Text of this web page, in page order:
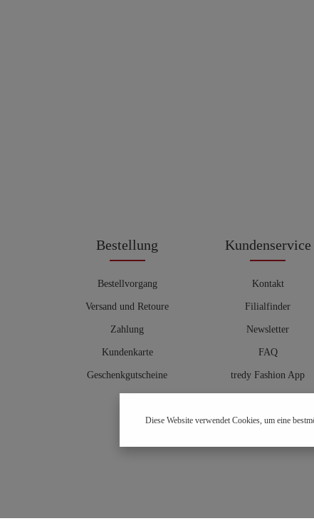
Bestellung
Bestellvorgang
Versand und Retoure
Zahlung
Kundenkarte
Geschenkgutscheine
Kundenservice
Kontakt
Filialfinder
Newsletter
FAQ
tredy Fashion App
Hosenberater
Diese Website verwendet Cookies, um eine